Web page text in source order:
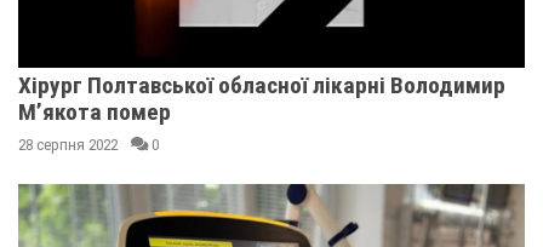
Хірург Полтавської обласної лікарні Володимир
М’якота помер
28 серпня 2022 0